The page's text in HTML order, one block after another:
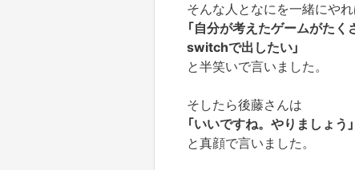
そんな人となにを一緒にや
「自分が考えたゲームがた
switchで出したい」
と半笑いで言いました。
そしたら後藤さんは
「いいですね。やりましょう」
と真顔で言いました。